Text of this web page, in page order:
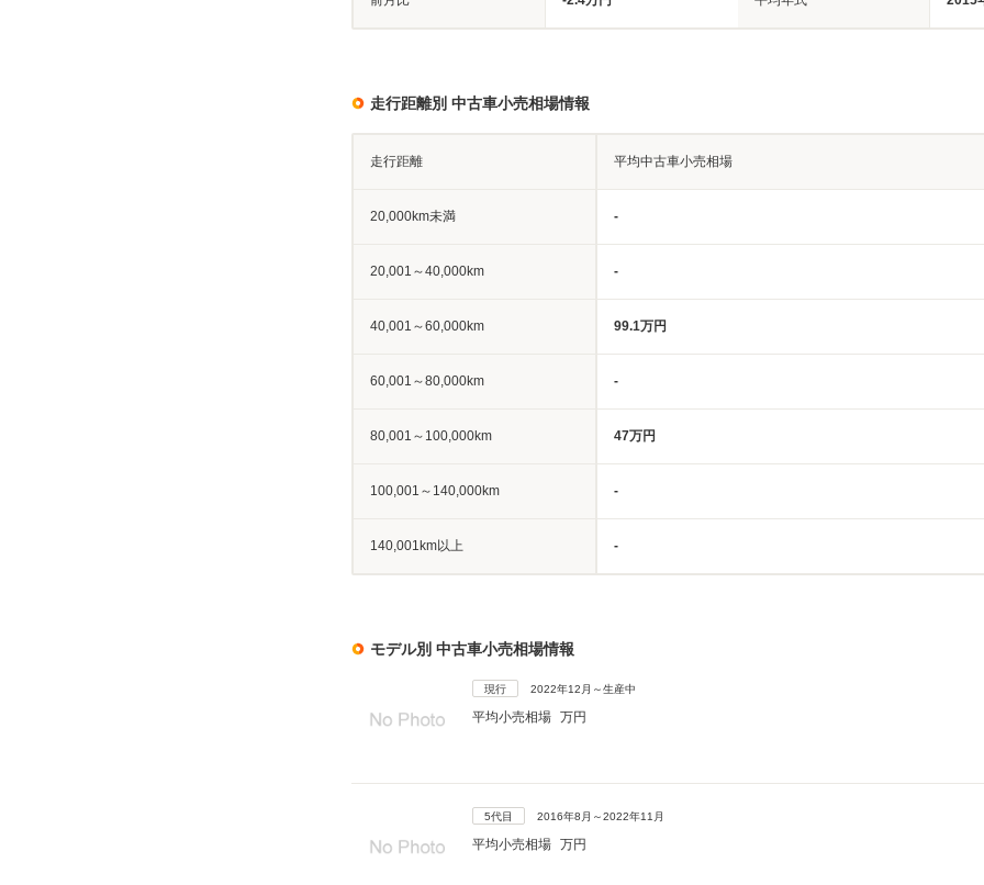
走行距離別 中古車小売相場情報
走行距離 平均中古車小売相場
20,000km未満 -
20,001～40,000km -
40,001～60,000km 99.1万円
60,001～80,000km -
80,001～100,000km 47万円
100,001～140,000km -
140,001km以上 -
モデル別 中古車小売相場情報
現行 2022年12月～生産中
平均小売相場 万円
5代目 2016年8月～2022年11月
平均小売相場 万円